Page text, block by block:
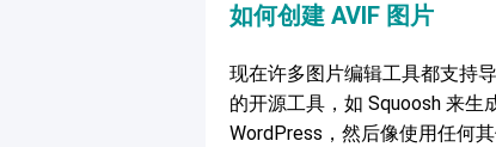
如何创建 AVIF 图片
现在许多图片编辑工具都支持
的开源工具，如 Squoosh 来生
WordPress，然后像使用任何